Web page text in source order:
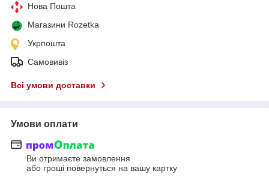
Нова Пошта
Магазини Rozetka
Укрпошта
Самовивіз
Всі умови доставки
Умови оплати
Ви отримаєте замовлення
або гроші повернуться на вашу картку